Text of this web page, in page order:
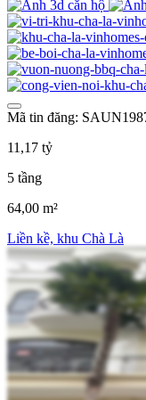
Mã tin đăng:
11,17 tỷ
5 tầng
64,00 m²
Liền kề, khu Chà Là